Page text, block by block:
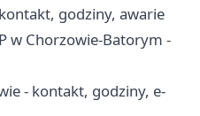
godziny, awarie
w Chorzowie-Batorym -
- kontakt, godziny, e-